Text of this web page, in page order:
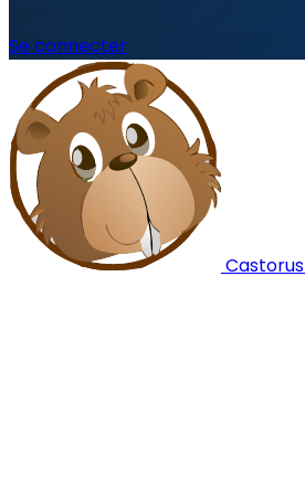
Se connecter
Castorus